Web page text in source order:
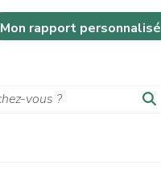
Mon rapport personnalisé